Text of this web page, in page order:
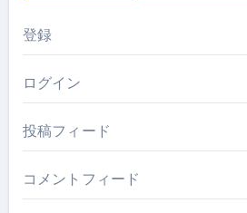
登録
ログイン
投稿フィード
コメントフィード